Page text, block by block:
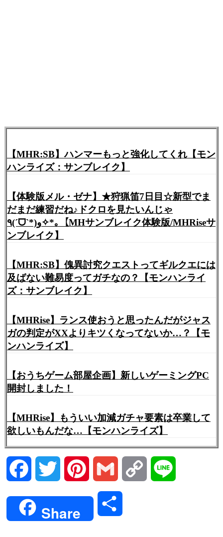
【MHR:SB】ハンマーもっと強化してくれ【モン
ハンライズ：サンブレイク】
【体験版メル・ゼナ】★狩猟笛7日目☆新型でま
だまだ練習だね♪ドクロを見たいんじゃ
٩(ˊᗜˋ*)و✧*｡【MHサンブレイク体験版/MHRiseサ
ンブレイク】
【MHR:SB】傀異討究クエストってギルクエには
及ばない難易度ってガチなの？【モンハンライ
ズ：サンブレイク】
【MHRise】ランス使おうと思ったんだがジャス
ガの判定がXXよりキツくなってないか…？【モ
ンハンライズ】
【おうちゲーム部屋企画】新しいゲーミングPC
開封しました！
【MHRise】もういい加減ガチャ要素は卒業して
欲しいもんだな…【モンハンライズ】
Facebook Twitter Pinterest Gmail Copy
Share